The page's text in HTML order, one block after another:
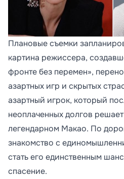
Плановые съемки
картина режиссера,
фронте без перемен»,
азартных игр и скрытых
азартный игрок, который
неоплаченных долгов
легендарном Макао. По
знакомство с
стать его единственным
спасение.